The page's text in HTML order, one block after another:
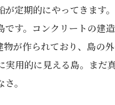
定期的にやってきます。
す。コンクリートの建
が作られており、島の
実用的に見える島。まだ
。